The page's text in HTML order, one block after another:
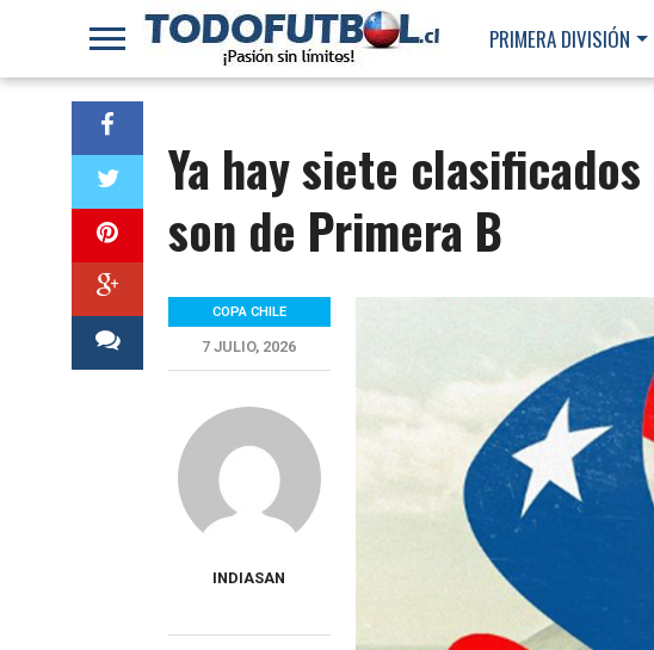
PRIMERA DIVISIÓN
Ya hay siete
son de Primera B
COPA CHILE
7 JULIO, 2026
INDIASAN